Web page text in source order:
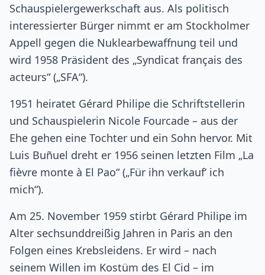
Schauspielergewerkschaft aus. Als politisch
interessierter Bürger nimmt er am Stockholmer
Appell gegen die Nuklearbewaffnung teil und
wird 1958 Präsident des „Syndicat français des
acteurs“ („SFA“).
1951 heiratet Gérard Philipe die Schriftstellerin
und Schauspielerin Nicole Fourcade – aus der
Ehe gehen eine Tochter und ein Sohn hervor. Mit
Luis Buñuel dreht er 1956 seinen letzten Film „La
fièvre monte à El Pao“ („Für ihn verkauf‘ ich
mich“).
Am 25. November 1959 stirbt Gérard Philipe im
Alter sechsunddreißig Jahren in Paris an den
Folgen eines Krebsleidens. Er wird – nach
seinem Willen im Kostüm des El Cid – im